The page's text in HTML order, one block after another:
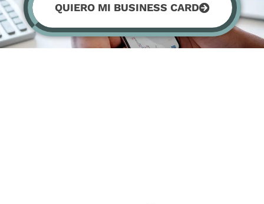
QUIERO MI BUSINESS CARD